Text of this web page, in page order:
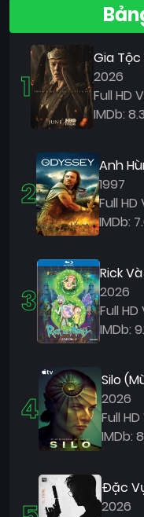
1
Gia Tộc
2026
Full HD
IMDb: 8.3
2
Anh
1997
Full
IMDb:
3
Rick
2026
Full
IMDb:
4
Silo
2026
Full
IMDb:
Đặc
2026